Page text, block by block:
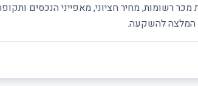
רשומות, מחיר חציוני, מאפייני הנכסים
המלצה להשקעה.